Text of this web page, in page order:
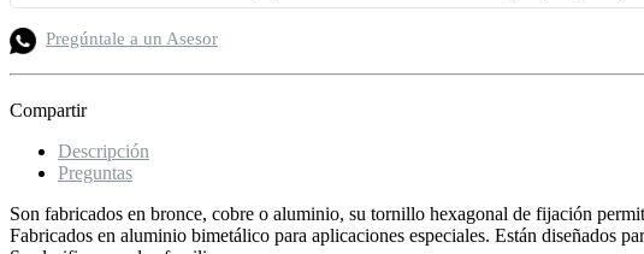
Pregúntale a un Asesor
Compartir
Descripción
Preguntas
Son fabricados en bronce, cobre o aluminio, su tornillo hexagonal de fijación
Fabricados en aluminio bimetálico para aplicaciones especiales. Están diseñados